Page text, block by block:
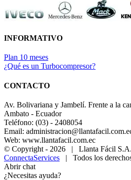
INFORMATIVO
Plan 10 meses
¿Qué es un Turbocompresor?
CONTACTO
Av. Bolivariana y Jambelí. Frente a la
Ambato - Ecuador
Teléfono: (03) - 2408054
Email:
Web: www.llantafacil.com.ec
© Copyright - 2026 | Llanta Fácil S.A.
ConnectaServices | Todos los
Abrir chat
¿Necesitas ayuda?